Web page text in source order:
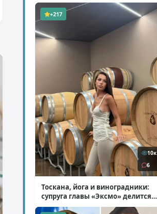
+217
10к
6
Тоскана, йога и виноградники:
супруга главы «Эксмо» делится
кадрами из Италии( 14 фото )